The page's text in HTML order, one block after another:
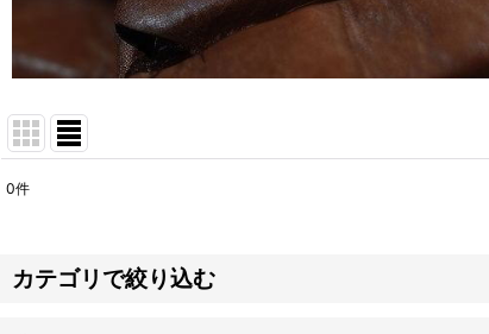
表示数:
0件
カテゴリで絞り込む